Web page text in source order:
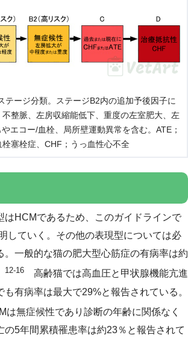
テージ分類。ステージB2内の追加予後因子に
整脈、左房収縮能低下、重度の左室肥大、左
エコー/血栓、局所壁運動異常を含む。ATE；
栓塞栓症、CHF；うっ血性心不全
はHCMであるため、このガイドラインで
していく。その他の表現型については必
。一般的な猫の肥大型心筋症の有病率は約
12-16 高齢猫では高血圧と甲状腺機能亢進
有病率は最大で29%と報告されている。
無症候性であり診断の年齢に関係なく
の5年間累積罹患率は約23％と報告されて